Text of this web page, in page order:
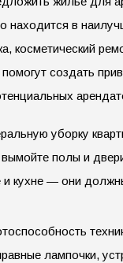
находится в
косметический
создать
уборку
полы и
и кухне — они
лампочки,